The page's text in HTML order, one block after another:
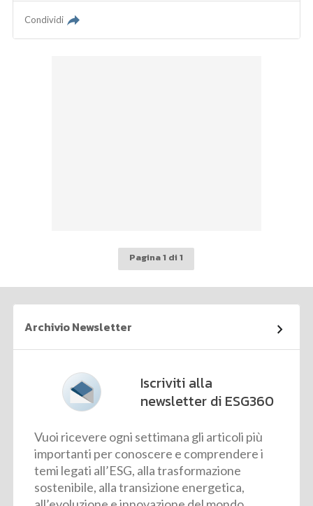
Condividi
Pagina 1 di 1
Archivio Newsletter
Iscriviti alla
newsletter di ESG360
Vuoi ricevere ogni settimana gli articoli più
importanti per conoscere e comprendere i
temi legati all’ESG, alla trasformazione
sostenibile, alla transizione energetica,